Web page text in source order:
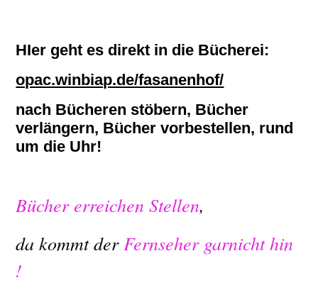
HIer geht es direkt in die Bücherei:
opac.winbiap.de/fasanenhof/
nach Bücheren stöbern, Bücher
verlängern, Bücher vorbestellen, rund
um die Uhr!
Büchererreichen Stellen,
dakommtderFernseher garnicht hin
!